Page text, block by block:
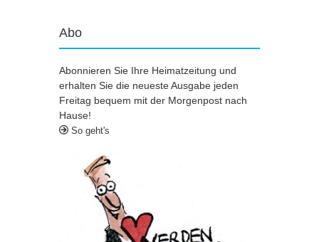
Abo
Abonnieren Sie Ihre Heimatzeitung und
erhalten Sie die neueste Ausgabe jeden
Freitag bequem mit der Morgenpost nach
Hause!
So geht's